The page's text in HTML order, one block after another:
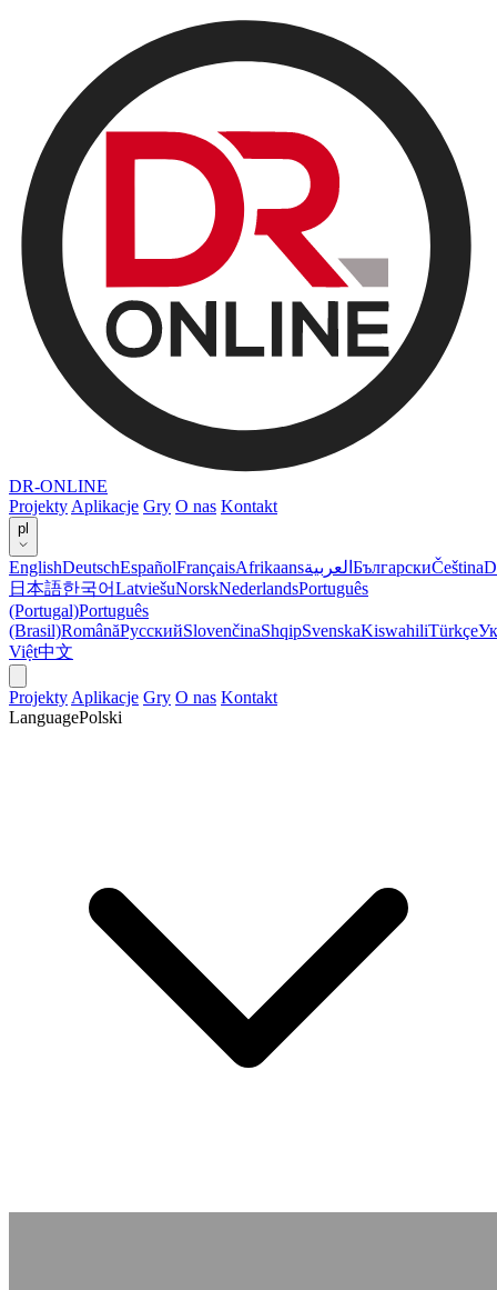
DR-ONLINE
Projekty Aplikacje Gry O nas Kontakt
pl
EnglishDeutschEspañolFrançaisAfrikaansالعربية БългарскиČeština
日本語한국어LatviešuNorskNederlandsPortuguês
(Portugal)Português
(Brasil)RomânăРусскийSlovenčinaShqipSvenskaKiswahiliTürkçe
Việt中文
Projekty Aplikacje Gry O nas Kontakt
LanguagePolski